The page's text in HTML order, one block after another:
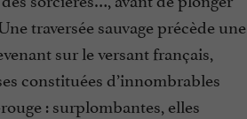
traversée sauvage précède une
sur le versant français,
constituées d’innombrables
: surplombantes, elles